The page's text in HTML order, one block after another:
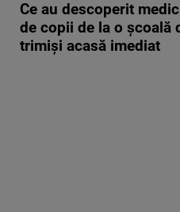
Ce au descoperit
de copii de la o școală
trimiși acasă imediat